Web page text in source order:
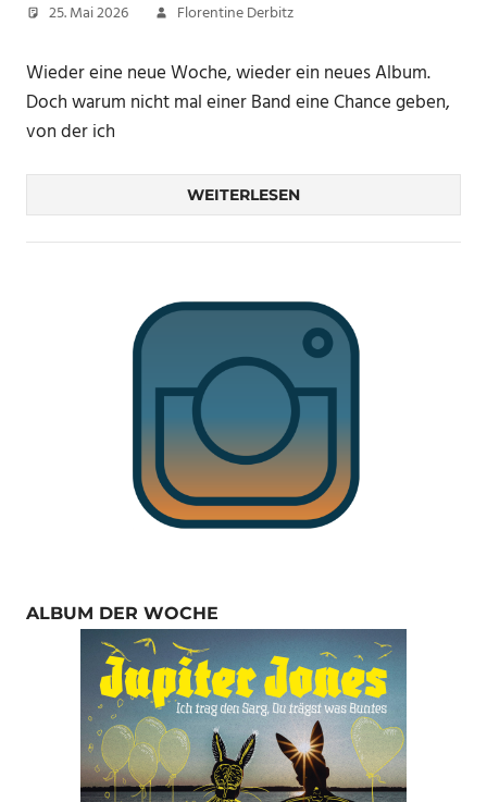
25. Mai 2026 Florentine Derbitz
Wieder eine neue Woche, wieder ein neues Album.
Doch warum nicht mal einer Band eine Chance geben,
von der ich
WEITERLESEN
ALBUM DER WOCHE